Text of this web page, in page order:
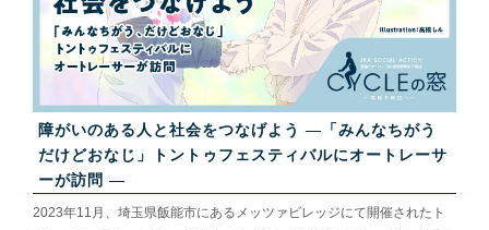
障がいのある人と社会をつなげよう ―「みんなちがう
だけどおなじ」トントゥフェスティバルにオートレーサ
ーが訪問 ―
2023年11月、埼玉県飯能市にあるメッツァビレッジにて開催されたト